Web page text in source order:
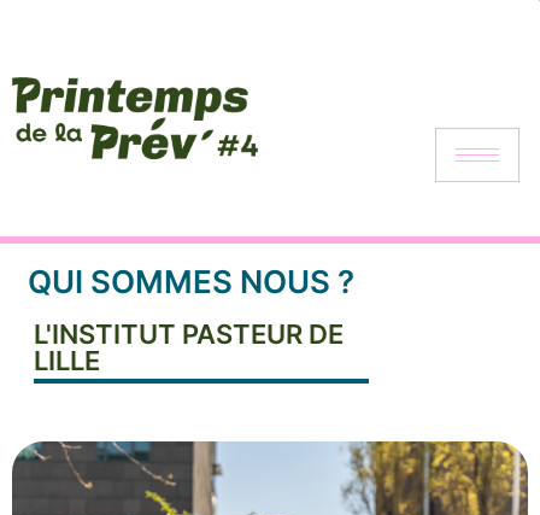
QUI SOMMES NOUS ?
L'INSTITUT PASTEUR DE
LILLE